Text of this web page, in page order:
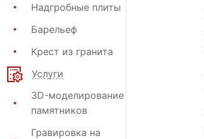
Надгробные плиты
Барельеф
Крест из гранита
Услуги
3D-моделирование
памятников
Гравировка на